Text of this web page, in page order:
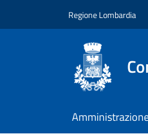
Regione Lombardia